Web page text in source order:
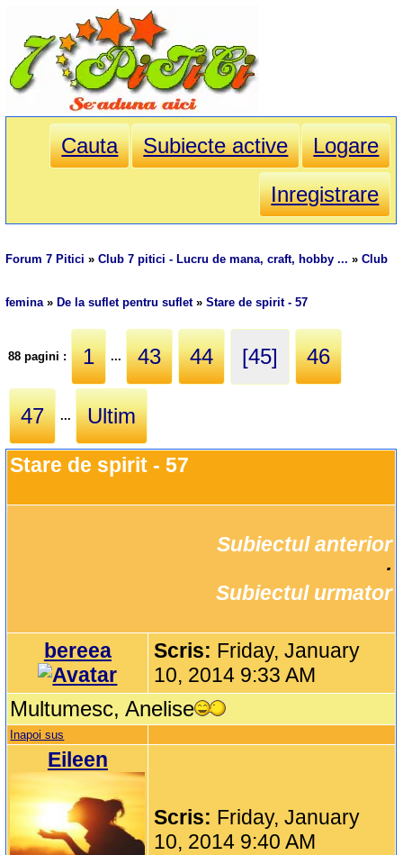
Cauta Subiecte active
Logare
Inregistrare
Forum 7 Pitici »Club 7 pitici - Lucru de mana, craft, hobby ... »Club
femina» De la suflet pentru suflet»Stare de spirit - 57
88 pagini : 1 ... 43 44 [45] 46
47 ... Ultim
Stare de spirit - 57
Subiectul anterior
Subiectul urmator
bereea Scris: Friday, January
10, 2014 9:33 AM
Multumesc, Anelise
Inapoi sus
Eileen
Scris: Friday, January
10, 2014 9:40 AM